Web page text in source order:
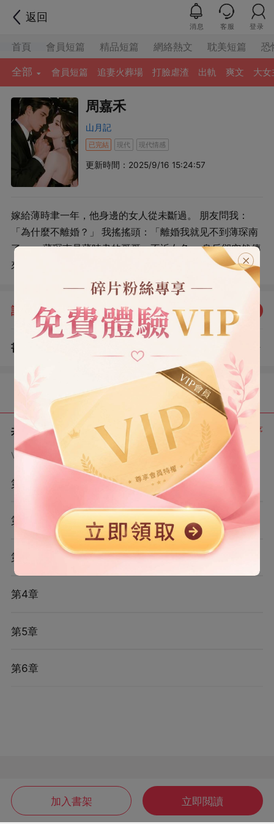
返回
消息 客服 登录
首頁 會員短篇 精品短篇 網絡熱文 耽美短篇 恐
全部 會員短篇 追妻火葬場 打臉虐渣 出軌 爽文 大女
周嘉禾
山月記
已完結 現代 現代情感
更新時間：2025/9/16 15:24:57
嫁給薄時聿一年，他⾝邊的⼥人從未斷過。 朋友問我：
「為什麼不離婚？」 我搖搖頭：「離婚我就⻅不到薄琛南
了。」 薄琛南是薄時⾀的哥哥，不近⼥色。 身后卻突然傳
來陰沉⼜熟悉的聲音。 「周嘉禾，這就是你跟我結婚的目
加入書架 立即閲讀
評分：5.0 點我評分
書評
共 6 章 正序
VIP章節可通過金幣購買提前點讀
第1章
第2章
第3章
第4章
第5章
第6章